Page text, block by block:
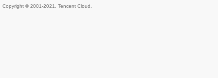
Copyright © 2001-2021, Tencent Cloud.